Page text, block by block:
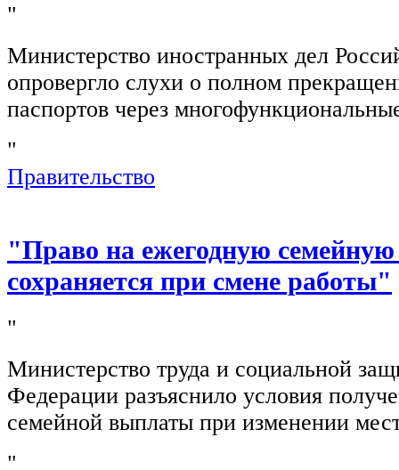
"
Министерство иностранных дел
опровергло слухи о полном
паспортов через
"
Правительство
"Право на ежегодную
сохраняется при смене работы"
"
Министерство труда и социальной
Федерации разъяснило условия
семейной выплаты при изменении
"